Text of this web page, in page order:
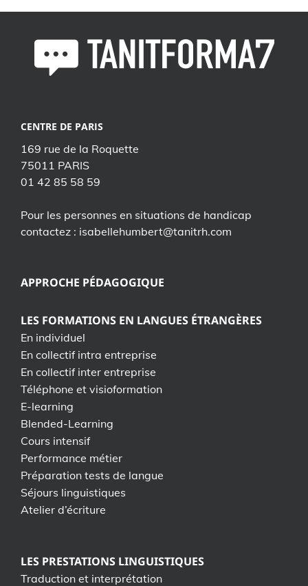
CENTRE DE PARIS
169 rue de la Roquette
75011 PARIS
01 42 85 58 59
Pour les personnes en situations de handicap
contactez : isabellehumbert@tanitrh.com
APPROCHE PÉDAGOGIQUE
LES FORMATIONS EN LANGUES ÉTRANGÈRES
En individuel
En collectif intra entreprise
En collectif inter entreprise
Téléphone et visioformation
E-learning
Blended-Learning
Cours intensif
Performance métier
Préparation tests de langue
Séjours linguistiques
Atelier d’écriture
LES PRESTATIONS LINGUISTIQUES
Traduction et interprétation